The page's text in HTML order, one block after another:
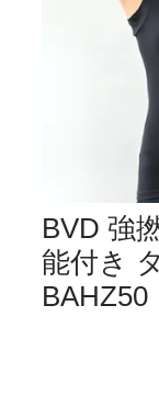
BVD 強
能付き
BAHZ50